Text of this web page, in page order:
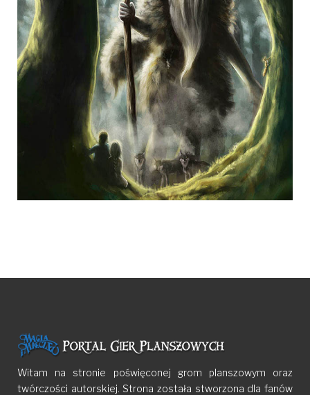
Witam na stronie poświęconej grom planszowym oraz
twórczości autorskiej. Strona została stworzona dla fanów